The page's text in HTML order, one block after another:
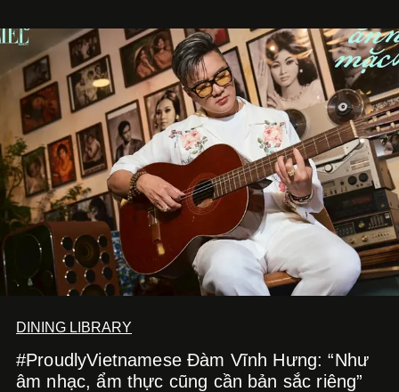
mang đến niềm vui cho thực khách.
DINING LIBRARY
#ProudlyVietnamese Đàm Vĩnh Hưng: “Như
âm nhạc, ẩm thực cũng cần bản sắc riêng”